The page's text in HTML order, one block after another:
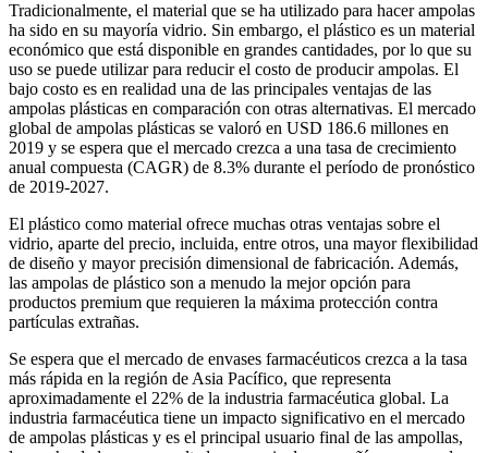
Tradicionalmente, el material que se ha utilizado para hacer ampolas
ha sido en su mayoría vidrio. Sin embargo, el plástico es un material
económico que está disponible en grandes cantidades, por lo que su
uso se puede utilizar para reducir el costo de producir ampolas. El
bajo costo es en realidad una de las principales ventajas de las
ampolas plásticas en comparación con otras alternativas. El mercado
global de ampolas plásticas se valoró en USD 186.6 millones en
2019 y se espera que el mercado crezca a una tasa de crecimiento
anual compuesta (CAGR) de 8.3% durante el período de pronóstico
de 2019-2027.
El plástico como material ofrece muchas otras ventajas sobre el
vidrio, aparte del precio, incluida, entre otros, una mayor flexibilidad
de diseño y mayor precisión dimensional de fabricación. Además,
las ampolas de plástico son a menudo la mejor opción para
productos premium que requieren la máxima protección contra
partículas extrañas.
Se espera que el mercado de envases farmacéuticos crezca a la tasa
más rápida en la región de Asia Pacífico, que representa
aproximadamente el 22% de la industria farmacéutica global. La
industria farmacéutica tiene un impacto significativo en el mercado
de ampolas plásticas y es el principal usuario final de las ampollas,